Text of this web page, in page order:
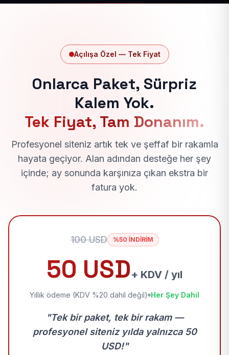
Açılışa Özel — Tek Fiyat
Onlarca Paket, Sürpriz
Kalem Yok.
Tek Fiyat, Tam Donanım.
Profesyonel siteniz artık tek ve şeffaf bir rakamla
hayata geçiyor. Alan adından desteğe her şey
içinde; ay sonunda karşınıza çıkan ekstra bir
fatura yok.
100 USD %50 İNDİRİM
50 USD+ KDV / yıl
Yıllık ödeme (KDV %20 dahil değil) Her Şey Dahil
"Tek bir paket, tek bir rakam —
profesyonel siteniz yılda yalnızca 50
USD!"